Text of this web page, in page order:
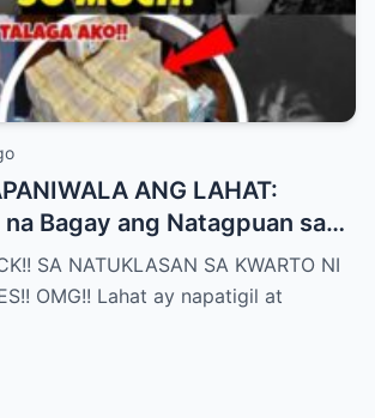
ANG LAHAT:
Bagay ang Natagpuan sa
— ANO IYON?!
SA NATUKLASAN SA KWARTO NI
OMG!! Lahat ay napatigil at